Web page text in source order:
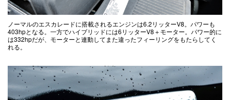
ノーマルのエスカレードに搭載されるエンジンは6.2リッターV8。パワーも
403hpとなる。一方でハイブリッドには6リッターV8＋モーター。パワー的に
は332hpだが、モーターと連動してまた違ったフィーリングをもたらしてく
れる。